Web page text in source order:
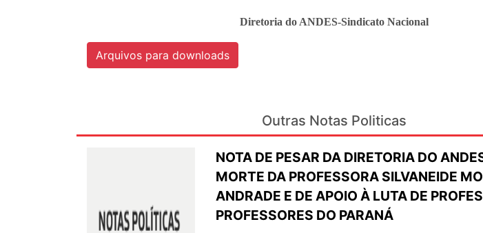
Diretoria do ANDES-Sindicato Nacional
Arquivos para downloads
Outras Notas Politicas
NOTA DE PESAR DA DIRETORIA DO
MORTE DA PROFESSORA SILVANEIDE
ANDRADE E DE APOIO À LUTA DE
PROFESSORES DO PARANÁ